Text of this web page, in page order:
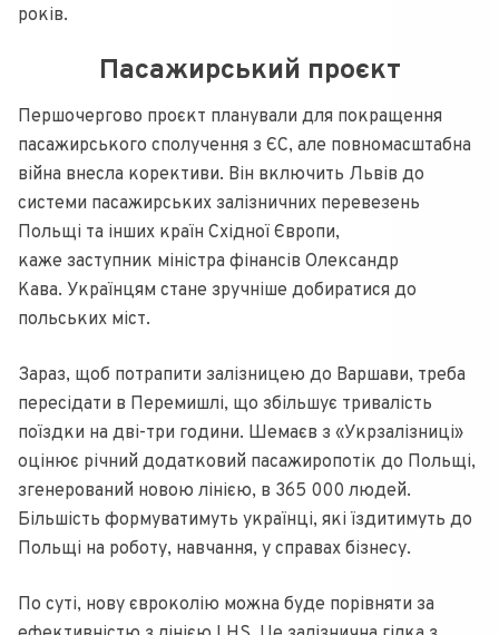
років.
Пасажирський проєкт
Першочергово проєкт планували для покращення
пасажирського сполучення з ЄС, але повномасштабна
війна внесла корективи. Він включить Львів до
системи пасажирських залізничних перевезень
Польщі та інших країн Східної Європи,
каже заступник міністра фінансів Олександр
Кава. Українцям стане зручніше добиратися до
польських міст.
Зараз, щоб потрапити залізницею до Варшави, треба
пересідати в Перемишлі, що збільшує тривалість
поїздки на дві-три години. Шемаєв з «Укрзалізниці»
оцінює річний додатковий пасажиропотік до Польщі,
згенерований новою лінією, в 365 000 людей.
Більшість формуватимуть українці, які їздитимуть до
Польщі на роботу, навчання, у справах бізнесу.
По суті, нову євроколію можна буде порівняти за